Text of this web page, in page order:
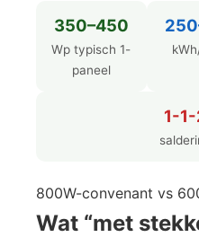
350–450
Wp typisch 1-
paneel
1-
800W-convenant vs
Wat “met